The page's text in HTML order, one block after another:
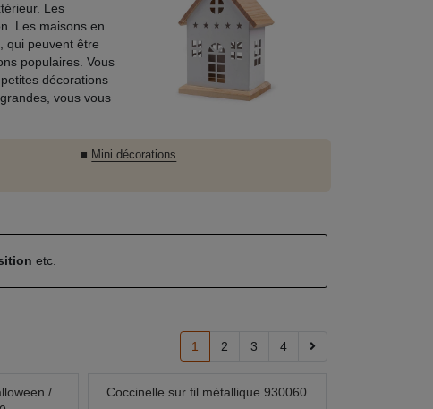
Les
Les maisons en
qui peuvent être
populaires. Vous
décorations
vous vous
■ Mini décorations
etc.
1 2 3 4
/
Coccinelle sur fil métallique 930060